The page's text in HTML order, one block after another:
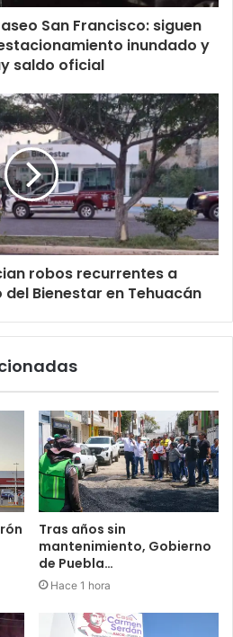
San Francisco: siguen
inundado y
saldo oficial
robos recurrentes a
Bienestar en Tehuacán
Tras años sin
mantenimiento, Gobierno
de Puebla…
Hace 1 hora